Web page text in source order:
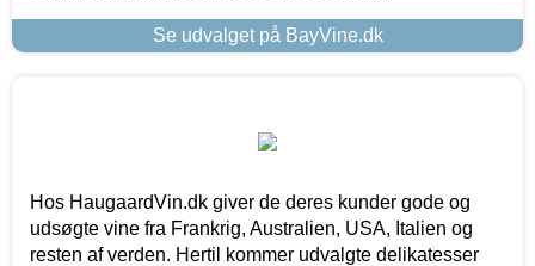
Se udvalget på BayVine.dk
Hos HaugaardVin.dk giver de deres kunder gode og
udsøgte vine fra Frankrig, Australien, USA, Italien og
resten af verden. Hertil kommer udvalgte delikatesser